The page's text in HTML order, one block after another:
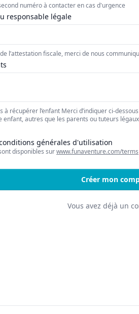
numéro à contacter en cas d'urgence
responsable légale
l’attestation fiscale, merci de nous
à récupérer l’enfant Merci d’indiquer ci-
autres que les parents ou tuteurs
générales d'utilisation
disponibles surwww.funaventure.com/terms
Créer mon
Vous avez déjà un